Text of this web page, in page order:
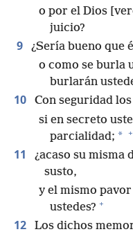
o por el Dios
juicio?
9 ¿Sería bueno que
o como se burla
burlarán
10 Con seguridad
si en secreto
parcialidad; * +
11
¿acaso su misma
susto,
y el mismo
ustedes? +
12
Los dichos